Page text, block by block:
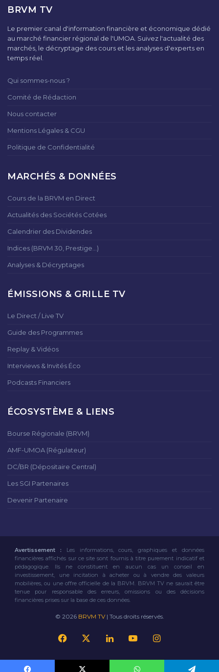
BRVM TV
Le premier canal d'information financière et économique dédié
au marché financier régional de l'UMOA. Suivez l'actualité des
marchés, le décryptage des cours et les analyses d'experts en
temps réel.
Qui sommes-nous ?
Comité de Rédaction
Nous contacter
Mentions Légales & CGU
Politique de Confidentialité
MARCHÉS & DONNÉES
Cours de la BRVM en Direct
Actualités des Sociétés Cotées
Calendrier des Dividendes
Indices (BRVM 30, Prestige...)
Analyses & Décryptages
ÉMISSIONS & GRILLE TV
Le Direct / Live TV
Guide des Programmes
Replay & Vidéos
Interviews & Invités Éco
Podcasts Financiers
ÉCOSYSTÈME & LIENS
Bourse Régionale (BRVM)
AMF-UMOA (Régulateur)
DC/BR (Dépositaire Central)
Les SGI Partenaires
Devenir Partenaire
Avertissement : Les informations, cours, graphiques et données
financières affichés sur ce site sont fournis à titre purement indicatif et
pédagogique. Ils ne constituent en aucun cas un conseil en
investissement, une incitation à acheter ou à vendre des valeurs
mobilières, ou une offre officielle de la BRVM. BRVM TV ne saurait être
tenue pour responsable des erreurs, omissions ou des décisions
financières prises sur la base de ces données.
© 2026 BRVM TV| Tous droits réservés.
Facebook LinkedinYouTubeInstagram